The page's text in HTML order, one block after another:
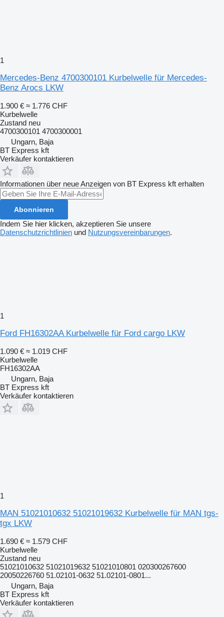
1
Mercedes-Benz 4700300101 Kurbelwelle für Mercedes-
Benz Arocs LKW
1.900 € ≈ 1.776 CHF
Kurbelwelle
Zustand neu
4700300101 4700300001
Ungarn, Baja
BT Express kft
Verkäufer kontaktieren
Informationen über neue Anzeigen von BT Express kft erhalten
Abonnieren
Indem Sie hier klicken, akzeptieren Sie unsere
Datenschutzrichtlinien und Nutzungsvereinbarungen.
1
Ford FH16302AA Kurbelwelle für Ford cargo LKW
1.090 € ≈ 1.019 CHF
Kurbelwelle
FH16302AA
Ungarn, Baja
BT Express kft
Verkäufer kontaktieren
1
MAN 51021010632 51021019632 Kurbelwelle für MAN tgs-
tgx LKW
1.690 € ≈ 1.579 CHF
Kurbelwelle
Zustand neu
51021010632 51021019632 51021010801 020300267600
20050226760 51.02101-0632 51.02101-0801...
Ungarn, Baja
BT Express kft
Verkäufer kontaktieren